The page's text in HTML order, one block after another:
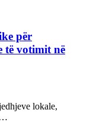
për
të votimit në
lokale,